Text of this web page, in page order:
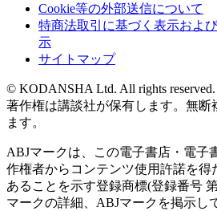
Cookie等の外部送信について
特商法取引に基づく表示およ
示
サイトマップ
© KODANSHA Ltd. All rights
著作権は講談社が保有します。無断
ます。
ABJマークは、この電子書店・電子
作権者からコンテンツ使用許諾を得
あることを示す登録商標(登録番号
マークの詳細、ABJマークを掲示し